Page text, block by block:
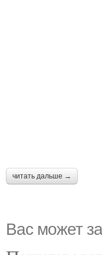
читать дальше →
Вас может